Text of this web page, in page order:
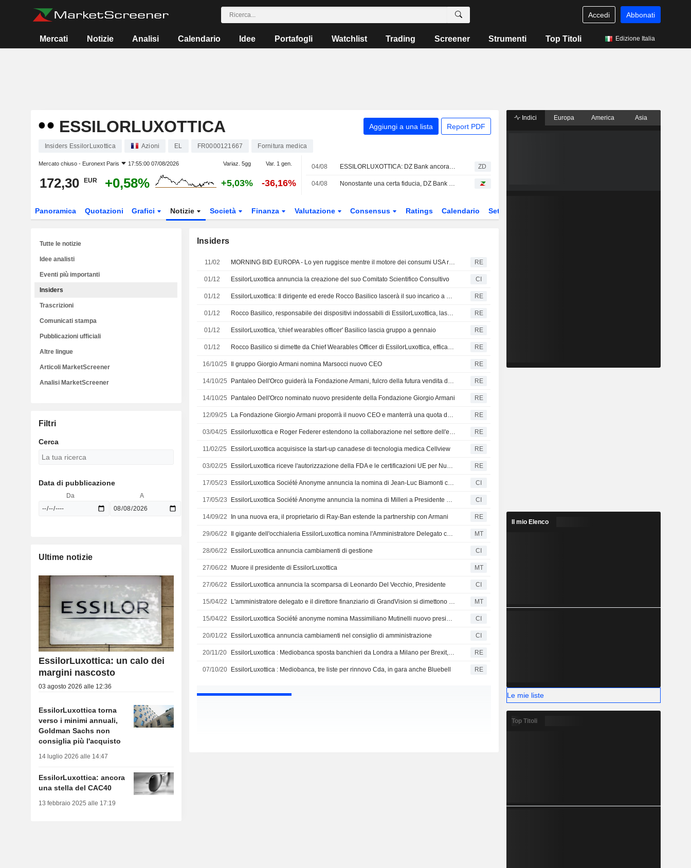
Accedi Abbonati
Mercati Notizie Analisi Calendario Idee Portafogli Watchlist Trading Screener Strumenti Top Titoli Edizione Italia
ESSILORLUXOTTICA Aggiungi a una lista Report PDF
Insiders EssilorLuxottica Azioni EL FR0000121667 Fornitura medica
Mercato chiuso - Euronext Paris 17:55:00 07/08/2026 Variaz. 5gg Var. 1 gen.
172,30 EUR +0,58% +5,03% -36,16%
04/08 ESSILORLUXOTTICA: DZ Bank ancora positivo ZD
04/08 Nonostante una certa fiducia, DZ Bank abbassa il target su EssilorLuxottica
Panoramica Quotazioni Grafici Notizie Società Finanza Valutazione Consensus Ratings Calendario Settore
Insiders
11/02 MORNING BID EUROPA - Lo yen ruggisce mentre il motore dei consumi USA rallenta RE
01/12 EssilorLuxottica annuncia la creazione del suo Comitato Scientifico Consultivo CI
01/12 EssilorLuxottica: Il dirigente ed erede Rocco Basilico lascerà il suo incarico a gennaio RE
01/12 Rocco Basilico, responsabile dei dispositivi indossabili di EssilorLuxottica, lascerà l'azienda a gennaio RE
01/12 EssilorLuxottica, 'chief wearables officer' Basilico lascia gruppo a gennaio RE
01/12 Rocco Basilico si dimette da Chief Wearables Officer di EssilorLuxottica, efficace da gennaio 2026 RE
16/10/25 Il gruppo Giorgio Armani nomina Marsocci nuovo CEO RE
14/10/25 Pantaleo Dell'Orco guiderà la Fondazione Armani, fulcro della futura vendita della maison RE
14/10/25 Pantaleo Dell'Orco nominato nuovo presidente della Fondazione Giorgio Armani RE
12/09/25 La Fondazione Giorgio Armani proporrà il nuovo CEO e manterrà una quota del 30% RE
03/04/25 Essilorluxottica e Roger Federer estendono la collaborazione nel settore dell'eyewear RE
11/02/25 EssilorLuxottica acquisisce la start-up canadese di tecnologia medica Cellview RE
03/02/25 EssilorLuxottica riceve l'autorizzazione della FDA e le certificazioni UE per Nuance Audio. RE
17/05/23 EssilorLuxottica Société Anonyme annuncia la nomina di Jean-Luc Biamonti come amministratore delegato CI
17/05/23 EssilorLuxottica Société Anonyme annuncia la nomina di Milleri a Presidente e Amministratore Delegato CI
14/09/22 In una nuova era, il proprietario di Ray-Ban estende la partnership con Armani RE
29/06/22 Il gigante dell'occhialeria EssilorLuxottica nomina l'Amministratore Delegato come nuovo Presidente MT
28/06/22 EssilorLuxottica annuncia cambiamenti di gestione CI
27/06/22 Muore il presidente di EssilorLuxottica MT
27/06/22 EssilorLuxottica annuncia la scomparsa di Leonardo Del Vecchio, Presidente CI
15/04/22 L'amministratore delegato e il direttore finanziario di GrandVision si dimettono dopo l'affare EssilorLuxottica MT
15/04/22 EssilorLuxottica Société anonyme nomina Massimiliano Mutinelli nuovo presidente Optical Retail EMEA CI
20/01/22 EssilorLuxottica annuncia cambiamenti nel consiglio di amministrazione CI
20/11/20 EssilorLuxottica : Mediobanca sposta banchieri da Londra a Milano per Brexit, Canzonieri verso uscita - fonti RE
07/10/20 EssilorLuxottica : Mediobanca, tre liste per rinnovo Cda, in gara anche Bluebell RE
Tutte le notizie
Idee analisti
Eventi più importanti
Insiders
Trascrizioni
Comunicati stampa
Pubblicazioni ufficiali
Altre lingue
Articoli MarketScreener
Analisi MarketScreener
Filtri
Cerca
Data di pubblicazione
Da A
Ultime notizie
EssilorLuxottica: un calo dei
margini nascosto
03 agosto 2026 alle 12:36
EssilorLuxottica torna
verso i minimi annuali,
Goldman Sachs non
consiglia più l'acquisto
14 luglio 2026 alle 14:47
EssilorLuxottica: ancora
una stella del CAC40
13 febbraio 2025 alle 17:19
Indici Europa America Asia
Il mio Elenco
Le mie liste
Top Titoli